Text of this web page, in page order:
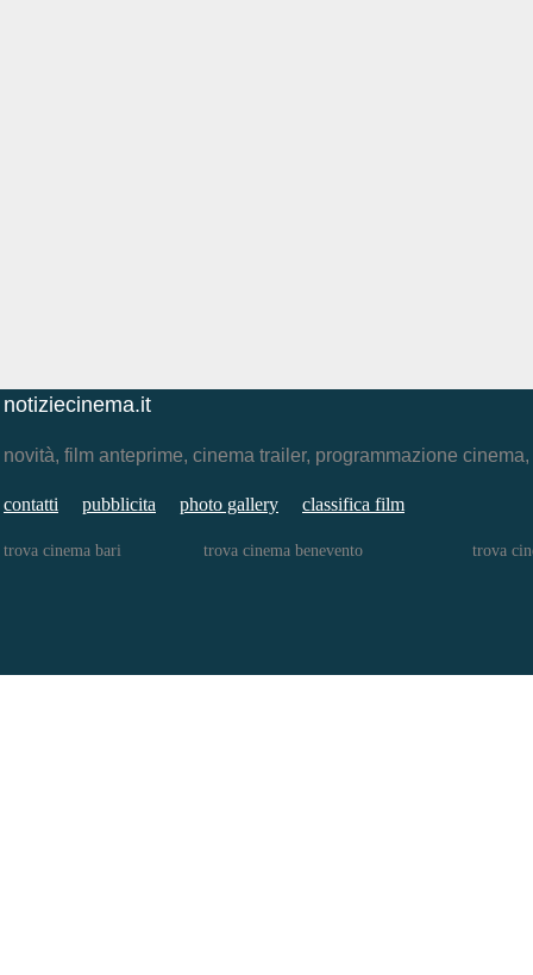
notiziecinema.it
novità, film anteprime, cinema trailer, programmazione
contatti pubblicita photo gallery classifica film
trova cinema bari trova cinema benevento trova